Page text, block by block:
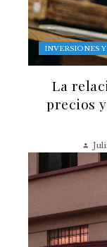
INVERSIONES
La
precios